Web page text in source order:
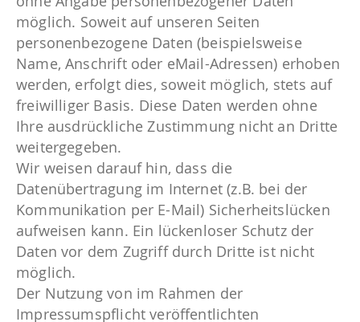
möglich. Soweit auf unseren Seiten
personenbezogene Daten (beispielsweise
Name, Anschrift oder eMail-Adressen) erhoben
werden, erfolgt dies, soweit möglich, stets auf
freiwilliger Basis. Diese Daten werden ohne
Ihre ausdrückliche Zustimmung nicht an Dritte
weitergegeben.
Wir weisen darauf hin, dass die
Datenübertragung im Internet (z.B. bei der
Kommunikation per E-Mail) Sicherheitslücken
aufweisen kann. Ein lückenloser Schutz der
Daten vor dem Zugriff durch Dritte ist nicht
möglich.
Der Nutzung von im Rahmen der
Impressumspflicht veröffentlichten